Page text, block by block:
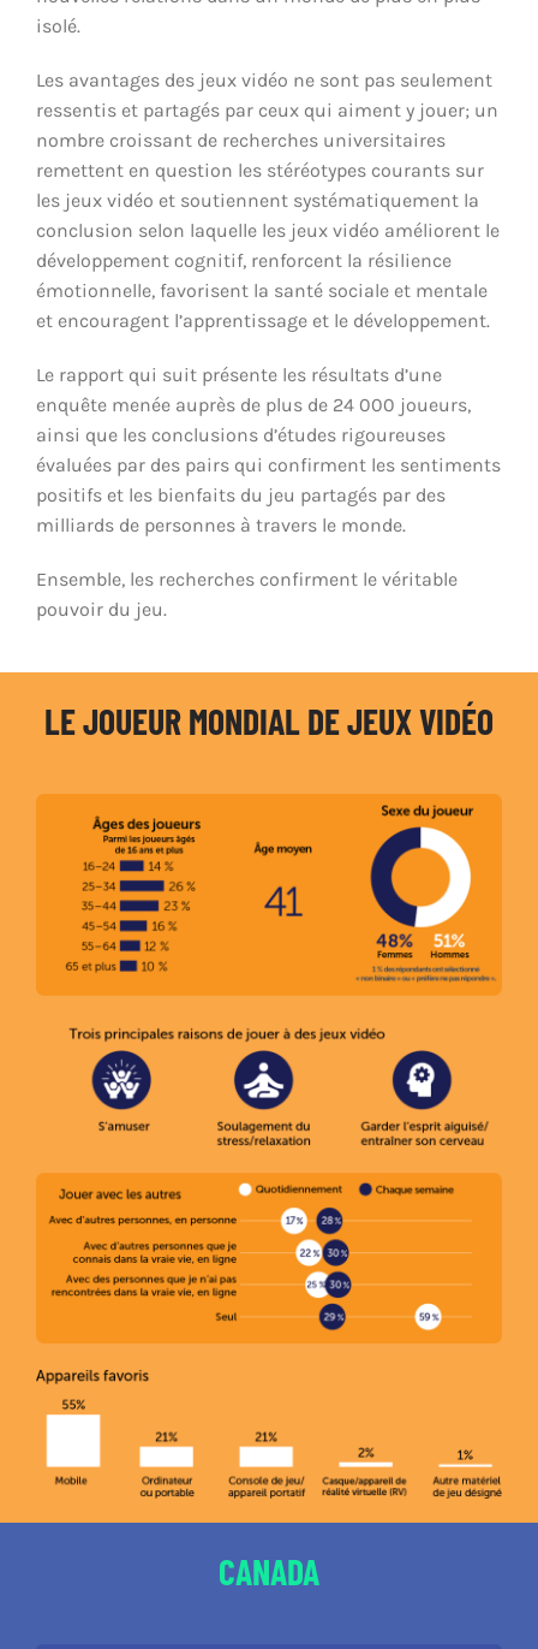
isolé.
Les avantages des jeux vidéo ne sont pas seulement
ressentis et partagés par ceux qui aiment y jouer; un
nombre croissant de recherches universitaires
remettent en question les stéréotypes courants sur
les jeux vidéo et soutiennent systématiquement la
conclusion selon laquelle les jeux vidéo améliorent le
développement cognitif, renforcent la résilience
émotionnelle, favorisent la santé sociale et mentale
et encouragent l’apprentissage et le développement.
Le rapport qui suit présente les résultats d’une
enquête menée auprès de plus de 24 000 joueurs,
ainsi que les conclusions d’études rigoureuses
évaluées par des pairs qui confirment les sentiments
positifs et les bienfaits du jeu partagés par des
milliards de personnes à travers le monde.
Ensemble, les recherches confirment le véritable
pouvoir du jeu.
LE JOUEUR MONDIAL DE JEUX VIDÉO
CANADA